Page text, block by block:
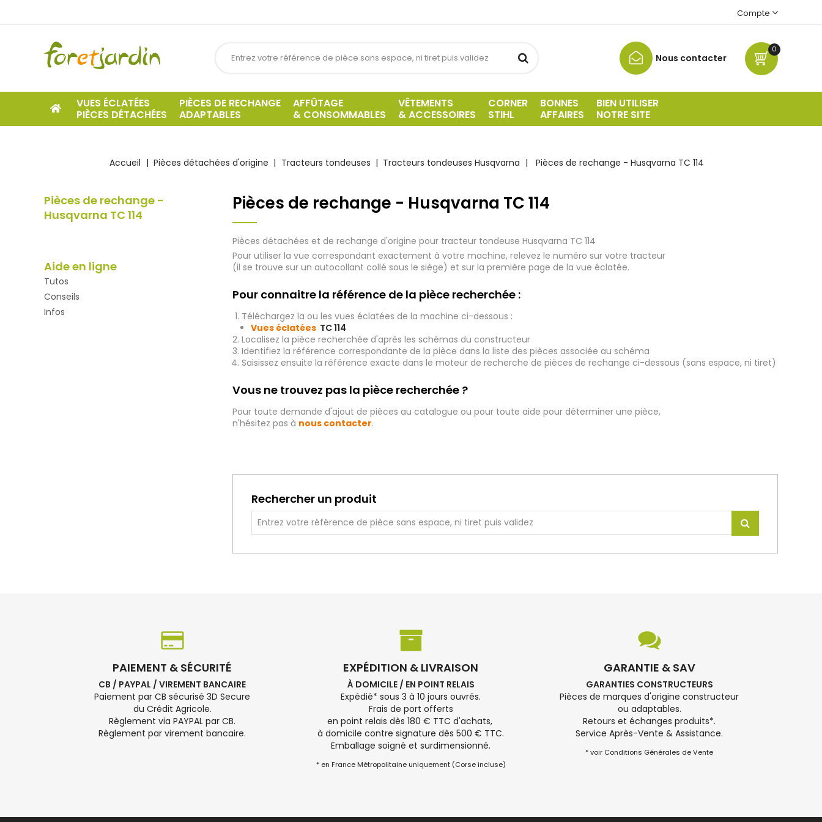
Compte
0
Nous contacter
VUES ÉCLATÉES
PIÈCES DÉTACHÉES
PIÈCES DE RECHANGE
ADAPTABLES
AFFÛTAGE
& CONSOMMABLES
VÊTEMENTS
& ACCESSOIRES
CORNER
STIHL
BONNES
AFFAIRES
BIEN UTILISER
NOTRE SITE
Accueil Pièces détachées d'origine Tracteurs tondeuses Tracteurs tondeuses Husqvarna Pièces de rechange - Husqvarna TC 114
Pièces de rechange -
Husqvarna TC 114
Aide en ligne
Tutos
Conseils
Infos
Pièces de rechange - Husqvarna TC 114
Pièces détachées et de rechange d'origine pour tracteur tondeuse Husqvarna TC 114
Pour utiliser la vue correspondant exactement à votre machine, relevez le numéro sur votre tracteur
(il se trouve sur un autocollant collé sous le siège) et sur la première page de la vue éclatée.
Pour connaitre la référence de la pièce recherchée :
Téléchargez la ou les vues éclatées de la machine ci-dessous :
Vues éclatées TC 114
Localisez la pièce recherchée d'après les schémas du constructeur
Identifiez la référence correspondante de la pièce dans la liste des pièces associée au schéma
Saisissez ensuite la référence exacte dans le moteur de recherche de pièces de rechange ci-dessous (sans espace, ni tiret)
Vous ne trouvez pas la pièce recherchée ?
Pour toute demande d'ajout de pièces au catalogue ou pour toute aide pour déterminer une pièce,
n'hésitez pas à nous contacter.
Rechercher un produit
PAIEMENT & SÉCURITÉ
CB / PAYPAL / VIREMENT BANCAIRE
Paiement par CB sécurisé 3D Secure
du Crédit Agricole.
Règlement via PAYPAL par CB.
Règlement par virement bancaire.
EXPÉDITION & LIVRAISON
À DOMICILE / EN POINT RELAIS
Expédié* sous 3 à 10 jours ouvrés.
Frais de port offerts
en point relais dès 180 € TTC d'achats,
à domicile contre signature dès 500 € TTC.
Emballage soigné et surdimensionné.
* en France Métropolitaine uniquement (Corse incluse)
GARANTIE & SAV
GARANTIES CONSTRUCTEURS
Pièces de marques d'origine constructeur
ou adaptables.
Retours et échanges produits*.
Service Après-Vente & Assistance.
* voir Conditions Générales de Vente